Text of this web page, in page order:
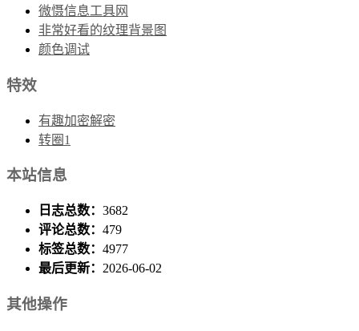
微慑信息工具网
非常好看的纹理背景图
颜色调试
特效
有趣加密解密
转圈1
本站信息
日志总数： 3682
评论总数： 479
标签总数： 4977
最后更新： 2026-06-02
其他操作